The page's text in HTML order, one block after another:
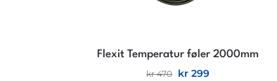
Flexit Temperatur føler 2000mm
kr470 kr 299